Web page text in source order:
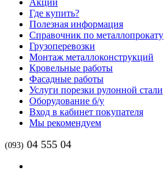
Акции
Где купить?
Полезная информация
Справочник по металлопрокату
Грузоперевозки
Монтаж металлоконструкций
Кровельные работы
Фасадные работы
Услуги порезки рулонной стали
Оборудование б/у
Вход в кабинет покупателя
Мы рекомендуем
(093) 04 555 04